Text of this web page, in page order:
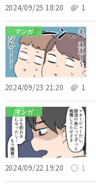
2024/09/25 18:20 1
マンガ
2024/09/23 21:20 1
マンガ
2024/09/22 19:20 1